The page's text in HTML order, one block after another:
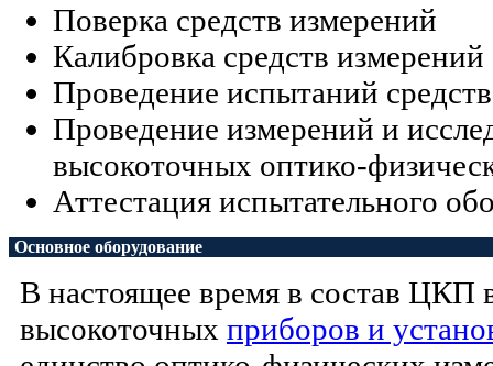
Поверка средств измерений
Калибровка средств измерений
Проведение испытаний
Проведение измерений и
высокоточных оптико-
Аттестация испытательного
Основное оборудование
В настоящее время в состав ЦКП
высокоточных приборов и